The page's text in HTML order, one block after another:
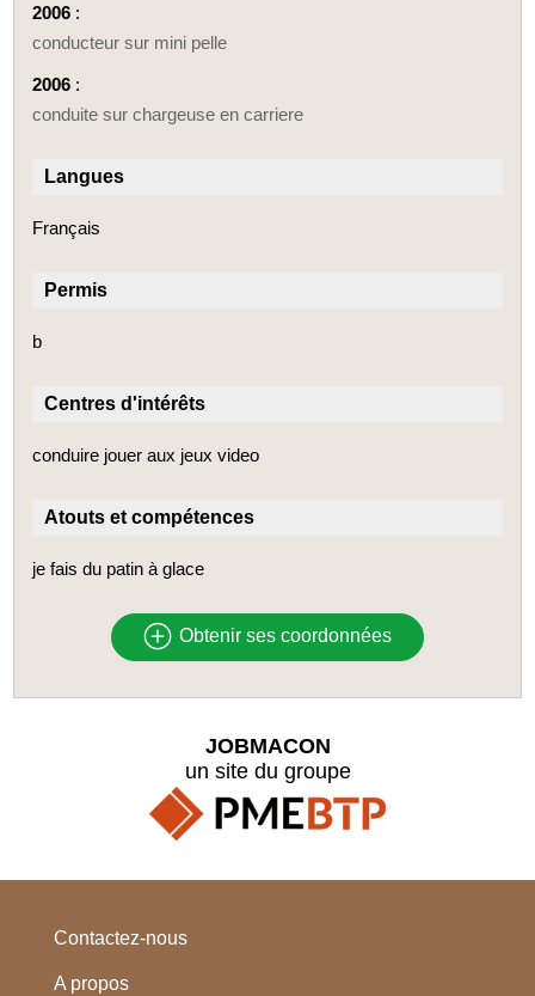
2006 :
conducteur sur mini pelle
2006 :
conduite sur chargeuse en carriere
Langues
Français
Permis
b
Centres d'intérêts
conduire jouer aux jeux video
Atouts et compétences
je fais du patin à glace
Obtenir ses coordonnées
JOBMACON
un site du groupe
Contactez-nous
A propos